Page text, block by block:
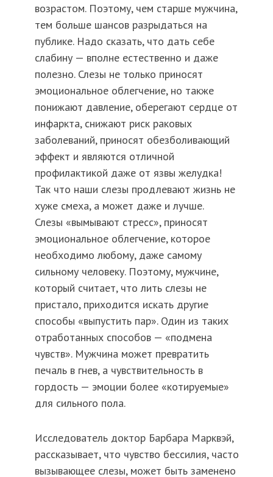
возрастом. Поэтому, чем старше мужчина,
тем больше шансов разрыдаться на
публике. Надо сказать, что дать себе
слабину — вполне естественно и даже
полезно. Слезы не только приносят
эмоциональное облегчение, но также
понижают давление, оберегают сердце от
инфаркта, снижают риск раковых
заболеваний, приносят обезболивающий
эффект и являются отличной
профилактикой даже от язвы желудка!
Так что наши слезы продлевают жизнь не
хуже смеха, а может даже и лучше.
Слезы «вымывают стресс», приносят
эмоциональное облегчение, которое
необходимо любому, даже самому
сильному человеку. Поэтому, мужчине,
который считает, что лить слезы не
пристало, приходится искать другие
способы «выпустить пар». Один из таких
отработанных способов — «подмена
чувств». Мужчина может превратить
печаль в гнев, а чувствительность в
гордость — эмоции более «котируемые»
для сильного пола.
Исследователь доктор Барбара Марквэй,
рассказывает, что чувство бессилия, часто
вызывающее слезы, может быть заменено